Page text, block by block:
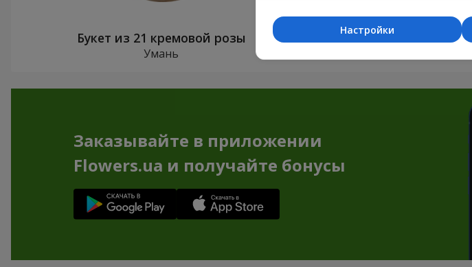
Букет из 21 кремовой розы
Умань
Все фото
Заказывайте в приложении
Flowers.ua и получайте бонусы
Настройки